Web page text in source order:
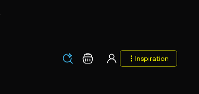
Los Warenkorb Inspiration